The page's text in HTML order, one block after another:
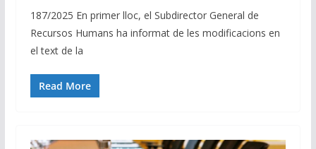
187/2025 En primer lloc, el Subdirector General de
Recursos Humans ha informat de les modificacions en
el text de la
Read More